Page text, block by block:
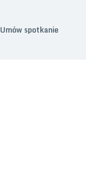
Umów spotkanie